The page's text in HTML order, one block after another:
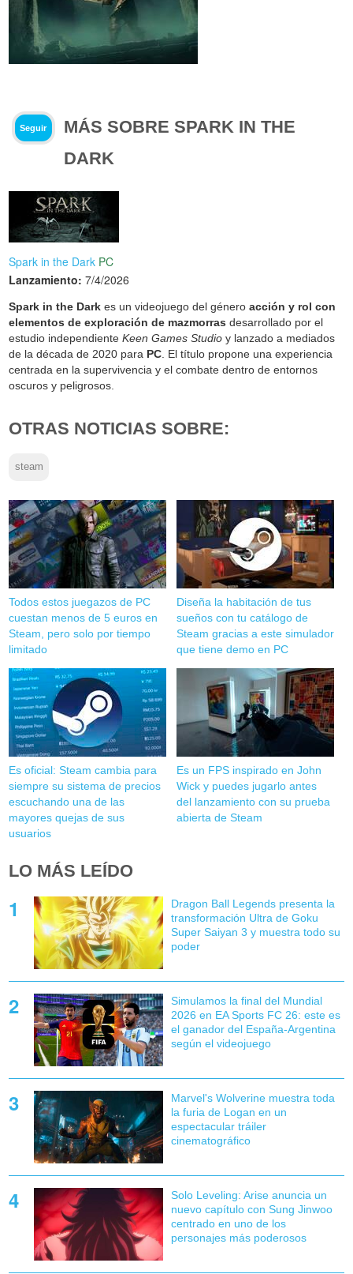
Seguir
MÁS SOBRE SPARK IN THE
DARK
Spark in the Dark PC
Lanzamiento: 7/4/2026
Spark in the Dark es un videojuego del géneroacción y rol con
elementos de exploración de mazmorras desarrollado por el
estudio independienteKeen Games Studio y lanzado a mediados
de la década de 2020 para PC . El título propone una experiencia
centrada en la supervivencia y el combate dentro de entornos
oscuros y peligrosos.
OTRAS NOTICIAS SOBRE:
steam
Todos estos juegazos de PC
cuestan menos de 5 euros en
Steam, pero solo por tiempo
limitado
Diseña la habitación de tus
sueños con tu catálogo de
Steam gracias a este simulador
que tiene demo en PC
Es oficial: Steam cambia para
siempre su sistema de precios
escuchando una de las
mayores quejas de sus
usuarios
Es un FPS inspirado en John
Wick y puedes jugarlo antes
del lanzamiento con su prueba
abierta de Steam
LO MÁS LEÍDO
Dragon Ball Legends presenta la
transformación Ultra de Goku
Super Saiyan 3 y muestra todo su
poder
Simulamos la final del Mundial
2026 en EA Sports FC 26: este es
el ganador del España-Argentina
según el videojuego
Marvel's Wolverine muestra toda
la furia de Logan en un
espectacular tráiler
cinematográfico
Solo Leveling: Arise anuncia un
nuevo capítulo con Sung Jinwoo
centrado en uno de los
personajes más poderosos